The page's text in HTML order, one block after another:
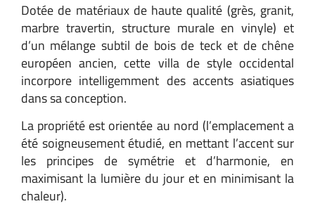
Dotée de matériaux de haute qualité (grès, granit,
marbre travertin, structure murale en vinyle) et
d’un mélange subtil de bois de teck et de chêne
européen ancien, cette villa de style occidental
incorpore intelligemment des accents asiatiques
dans sa conception.
La propriété est orientée au nord (l’emplacement a
été soigneusement étudié, en mettant l’accent sur
les principes de symétrie et d’harmonie, en
maximisant la lumière du jour et en minimisant la
chaleur).